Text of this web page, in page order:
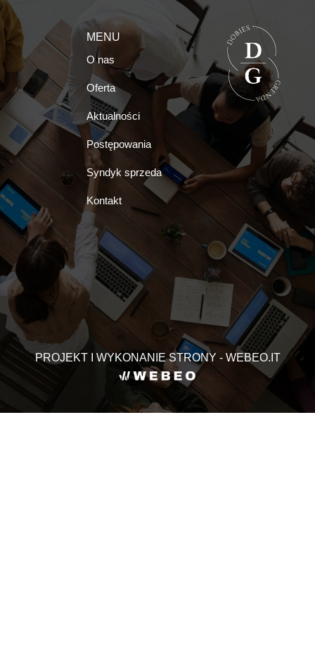
MENU
O nas
Oferta
Aktualności
Postępowania
Syndyk sprzeda
Kontakt
PROJEKT I WYKONANIE STRONY - WEBEO.IT